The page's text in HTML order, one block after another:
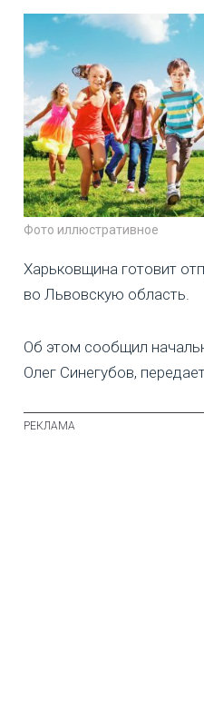
Фото иллюстративное
Харьковщина готовит
во Львовскую область.
Об этом сообщил
Олег Синегубов,